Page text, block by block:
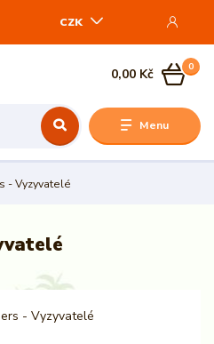
Menu
CZK
0
0,00 Kč
- Vyzyvatelé